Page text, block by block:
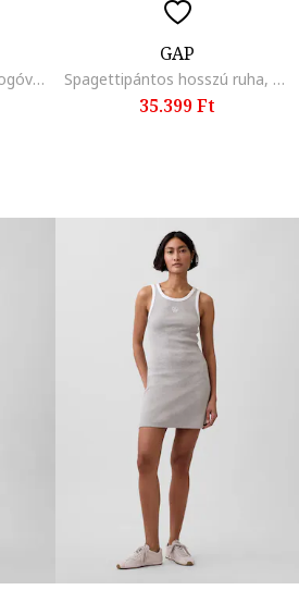
Bő fazonú póló hímzett logóval, Fehér,
GAP
Spagettipántos hosszú ruha, Fekete,
35.399 Ft